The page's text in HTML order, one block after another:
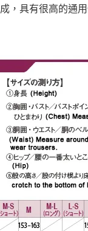
，具有很高的通